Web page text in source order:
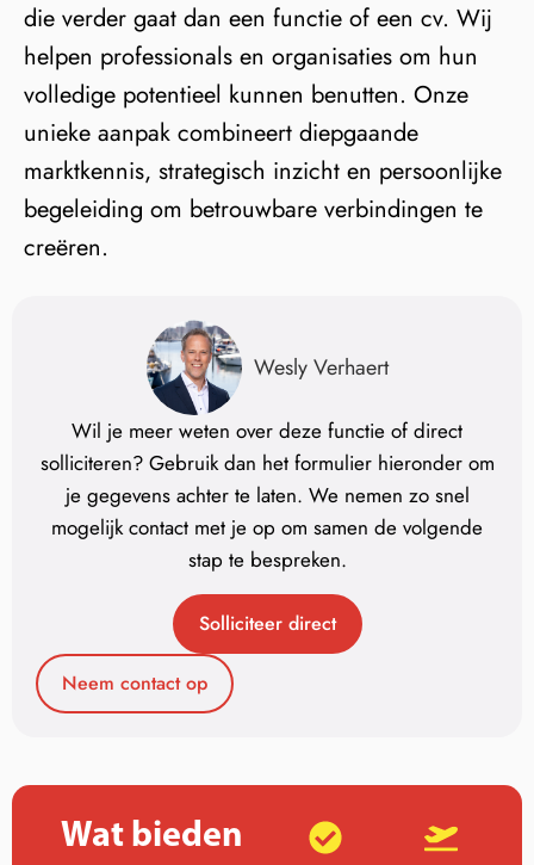
die verder gaat dan een functie of een cv. Wij
helpen professionals en organisaties om hun
volledige potentieel kunnen benutten. Onze
unieke aanpak combineert diepgaande
marktkennis, strategisch inzicht en persoonlijke
begeleiding om betrouwbare verbindingen te
creëren.
Wesly Verhaert
Wil je meer weten over deze functie of direct
solliciteren? Gebruik dan het formulier hieronder om
je gegevens achter te laten. We nemen zo snel
mogelijk contact met je op om samen de volgende
stap te bespreken.
Solliciteer direct
Neem contact op
Wat bieden